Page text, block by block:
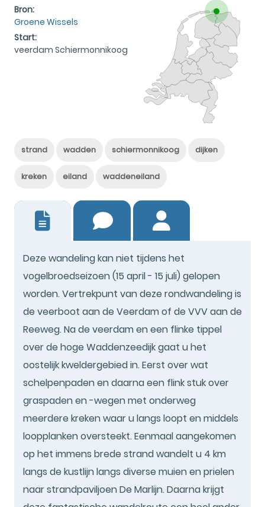
Bron:
Groene Wissels
Start:
veerdam Schiermonnikoog
strand wadden schiermonnikoog dijken
kreken eiland waddeneiland
Deze wandeling kan niet tijdens het
vogelbroedseizoen (15 april - 15 juli) gelopen
worden. Vertrekpunt van deze rondwandeling is
de veerboot aan de Veerdam of de VVV aan de
Reeweg. Na de veerdam en een flinke tippel
over de hoge Waddenzeedijk gaat u het
oostelijk kweldergebied in. Eerst over wat
schelpenpaden en daarna een flink stuk over
graspaden en -wegen met onderweg
meerdere kreken waar u langs loopt en middels
loopplanken oversteekt. Eenmaal aangekomen
op het immens brede strand wandelt u 4 km
langs de kustlijn langs diverse muien en prielen
naar strandpaviljoen De Marlijn. Daarna krijgt